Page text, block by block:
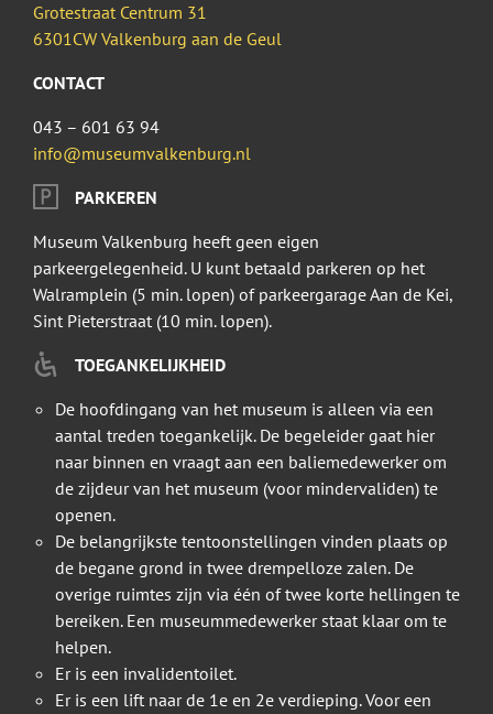
Grotestraat Centrum 31
6301CW Valkenburg aan de Geul
CONTACT
043 – 601 63 94
info@museumvalkenburg.nl
PARKEREN
Museum Valkenburg heeft geen eigen
parkeergelegenheid. U kunt betaald parkeren op het
Walramplein (5 min. lopen) of parkeergarage Aan de Kei,
Sint Pieterstraat (10 min. lopen).
TOEGANKELIJKHEID
De hoofdingang van het museum is alleen via een
aantal treden toegankelijk. De begeleider gaat hier
naar binnen en vraagt aan een baliemedewerker om
de zijdeur van het museum (voor mindervaliden) te
openen.
De belangrijkste tentoonstellingen vinden plaats op
de begane grond in twee drempelloze zalen. De
overige ruimtes zijn via één of twee korte hellingen te
bereiken. Een museummedewerker staat klaar om te
helpen.
Er is een invalidentoilet.
Er is een lift naar de 1e en 2e verdieping. Voor een